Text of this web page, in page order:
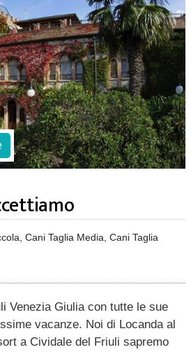
Cani Taglia Media, Cani Taglia
Venezia Giulia con tutte le sue
vacanze. Noi di Locanda al
a Cividale del Friuli sapremo